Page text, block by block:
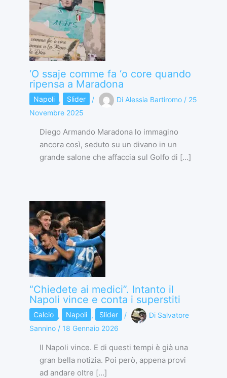
‘O ssaje comme fa ‘o core quando
ripensa a Maradona
Napoli , Slider / Di Alessia Bartiromo / 25
Novembre 2025
Diego Armando Maradona lo immagino
ancora così, seduto su un divano in un
grande salone che affaccia sul Golfo di […]
“Chiedete ai medici”. Intanto il
Napoli vince e conta i superstiti
Calcio , Napoli , Slider / Di Salvatore
Sannino / 18 Gennaio 2026
Il Napoli vince. E di questi tempi è già una
gran bella notizia. Poi però, appena provi
ad andare oltre […]